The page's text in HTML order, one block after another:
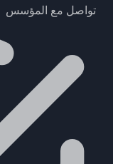
تواصل مع المؤسس